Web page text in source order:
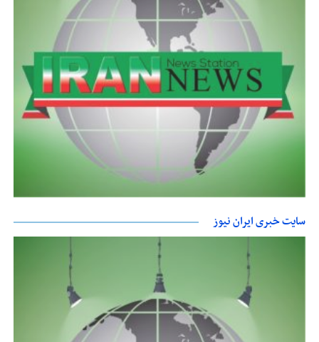
سایت خبری ایران نیوز